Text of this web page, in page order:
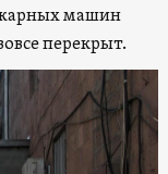
машин
перекрыт.